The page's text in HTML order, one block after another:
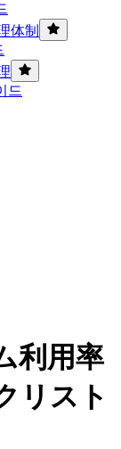
体制
드
利用率
リスト